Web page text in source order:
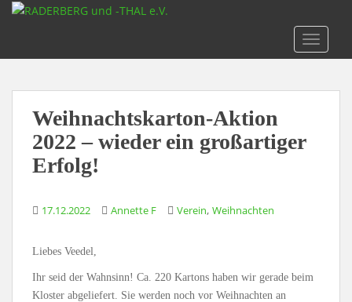
p
Weihnachtskarton-Aktion
2022 – wieder ein großartiger
Erfolg!
17.12.2022 Annette F Verein, Weihnachten
Liebes Veedel,
Ihr seid der Wahnsinn! Ca. 220 Kartons haben wir gerade beim
Kloster abgeliefert. Sie werden noch vor Weihnachten an